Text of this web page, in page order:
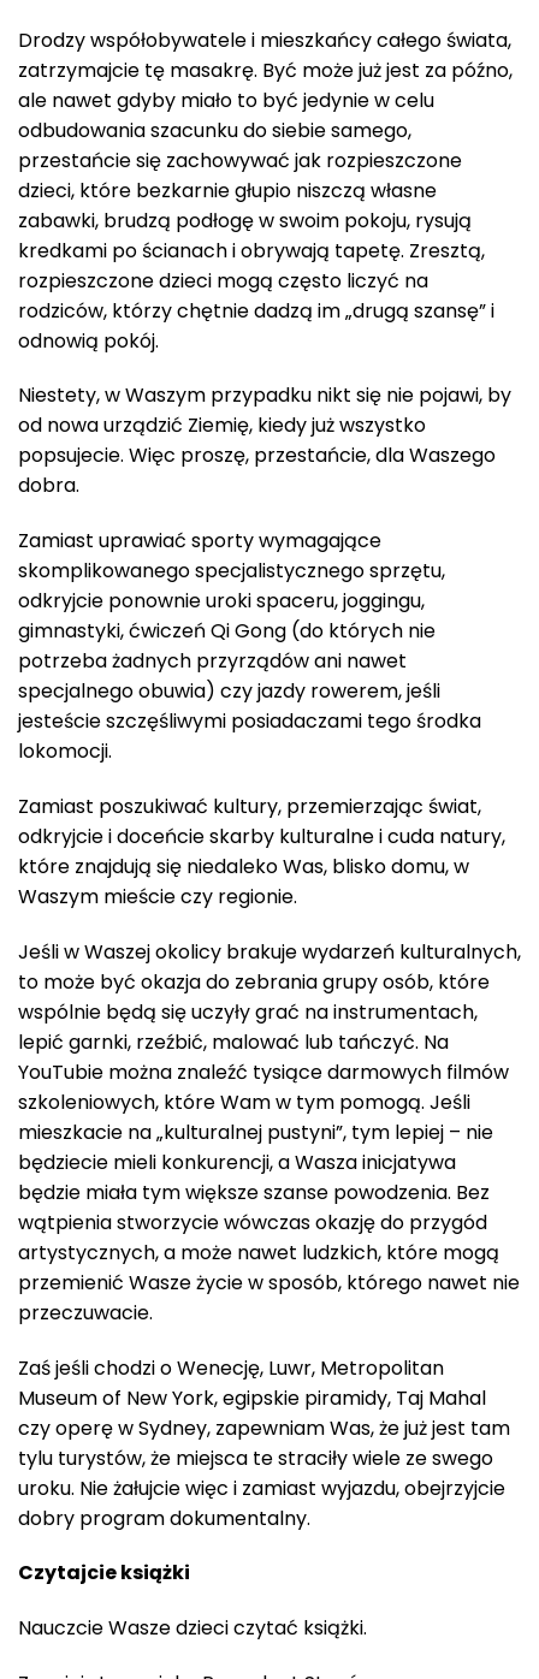
Drodzy współobywatele i mieszkańcy całego świata,
zatrzymajcie tę masakrę. Być może już jest za późno,
ale nawet gdyby miało to być jedynie w celu
odbudowania szacunku do siebie samego,
przestańcie się zachowywać jak rozpieszczone
dzieci, które bezkarnie głupio niszczą własne
zabawki, brudzą podłogę w swoim pokoju, rysują
kredkami po ścianach i obrywają tapetę. Zresztą,
rozpieszczone dzieci mogą często liczyć na
rodziców, którzy chętnie dadzą im „drugą szansę” i
odnowią pokój.
Niestety, w Waszym przypadku nikt się nie pojawi, by
od nowa urządzić Ziemię, kiedy już wszystko
popsujecie. Więc proszę, przestańcie, dla Waszego
dobra.
Zamiast uprawiać sporty wymagające
skomplikowanego specjalistycznego sprzętu,
odkryjcie ponownie uroki spaceru, joggingu,
gimnastyki, ćwiczeń Qi Gong (do których nie
potrzeba żadnych przyrządów ani nawet
specjalnego obuwia) czy jazdy rowerem, jeśli
jesteście szczęśliwymi posiadaczami tego środka
lokomocji.
Zamiast poszukiwać kultury, przemierzając świat,
odkryjcie i doceńcie skarby kulturalne i cuda natury,
które znajdują się niedaleko Was, blisko domu, w
Waszym mieście czy regionie.
Jeśli w Waszej okolicy brakuje wydarzeń kulturalnych,
to może być okazja do zebrania grupy osób, które
wspólnie będą się uczyły grać na instrumentach,
lepić garnki, rzeźbić, malować lub tańczyć. Na
YouTubie można znaleźć tysiące darmowych filmów
szkoleniowych, które Wam w tym pomogą. Jeśli
mieszkacie na „kulturalnej pustyni”, tym lepiej – nie
będziecie mieli konkurencji, a Wasza inicjatywa
będzie miała tym większe szanse powodzenia. Bez
wątpienia stworzycie wówczas okazję do przygód
artystycznych, a może nawet ludzkich, które mogą
przemienić Wasze życie w sposób, którego nawet nie
przeczuwacie.
Zaś jeśli chodzi o Wenecję, Luwr, Metropolitan
Museum of New York, egipskie piramidy, Taj Mahal
czy operę w Sydney, zapewniam Was, że już jest tam
tylu turystów, że miejsca te straciły wiele ze swego
uroku. Nie żałujcie więc i zamiast wyjazdu, obejrzyjcie
dobry program dokumentalny.
Czytajcie książki
Nauczcie Wasze dzieci czytać książki.